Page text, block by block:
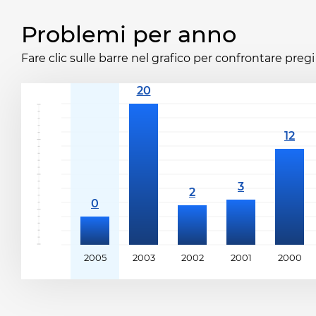
Problemi per anno
Fare clic sulle barre nel grafico per confrontare
2005 2003 2002 2001 2000